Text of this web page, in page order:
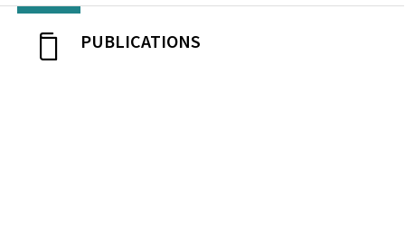
PUBLICATIONS